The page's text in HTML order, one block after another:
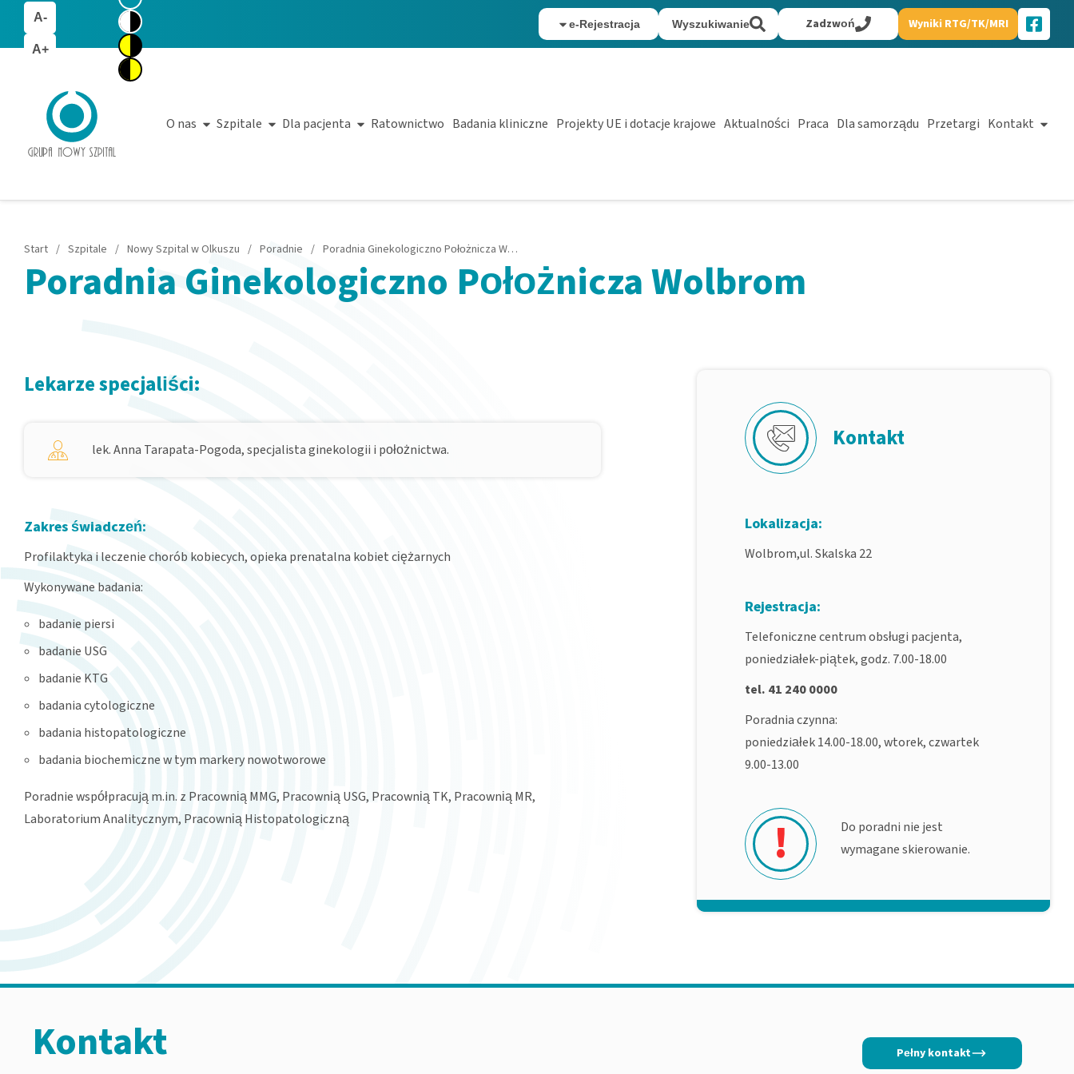
A-
A+
e-Rejestracja Wyszukiwanie Zadzwoń Wyniki RTG/TK/MRI
O nas Szpitale Dla pacjenta Ratownictwo Badania kliniczne Projekty UE i dotacje krajowe Aktualności Praca Dla samorządu Przetargi Kontakt
Start / Szpitale / Nowy Szpital w Olkuszu / Poradnie / Poradnia Ginekologiczno Położnicza Wolbrom
Poradnia Ginekologiczno Położnicza Wolbrom
Lekarze specjaliści:
lek. Anna Tarapata-Pogoda, specjalista ginekologii i położnictwa.
Zakres świadczeń:
Profilaktyka i leczenie chorób kobiecych, opieka prenatalna kobiet ciężarnych
Wykonywane badania:
badanie piersi
badanie USG
badanie KTG
badania cytologiczne
badania histopatologiczne
badania biochemiczne w tym markery nowotworowe
Poradnie współpracują m.in. z Pracownią MMG, Pracownią USG, Pracownią TK, Pracownią MR,
Laboratorium Analitycznym, Pracownią Histopatologiczną
Kontakt
Lokalizacja:
Wolbrom,ul. Skalska 22
Rejestracja:
Telefoniczne centrum obsługi pacjenta,
poniedziałek-piątek, godz. 7.00-18.00
tel. 41 240 0000
Poradnia czynna:
poniedziałek 14.00-18.00, wtorek, czwartek
9.00-13.00
!
Do poradni nie jest
wymagane skierowanie.
Kontakt Pełny kontakt